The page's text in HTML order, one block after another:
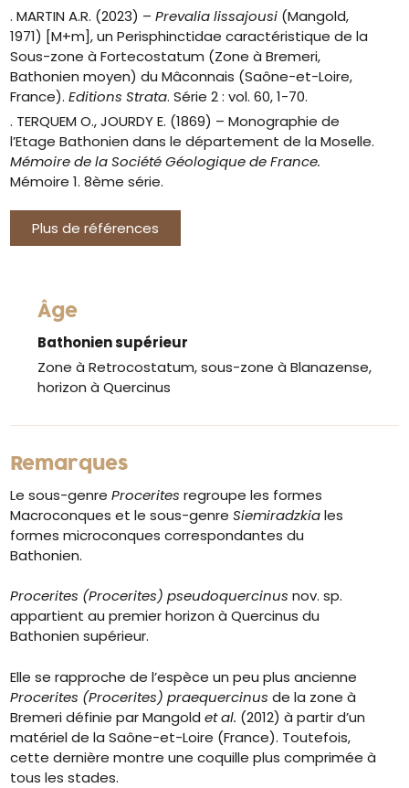
. MARTIN A.R. (2023) –Prevalia lissajousi (Mangold,
1971) [M+m], un Perisphinctidae caractéristique de la
Sous-zone à Fortecostatum (Zone à Bremeri,
Bathonien moyen) du Mâconnais (Saône-et-Loire,
France).Editions Strata. Série 2 : vol. 60, 1-70.
. TERQUEM O., JOURDY E. (1869) – Monographie de
l’Etage Bathonien dans le département de la Moselle.
Mémoire de la Société Géologique de France.
Mémoire 1. 8ème série.
Plus de références
Âge
Bathonien supérieur
Zone à Retrocostatum, sous-zone à Blanazense,
horizon à Quercinus
Remarques
Le sous-genreProcerites regroupe les formes
Macroconques et le sous-genreSiemiradzkiales
formes microconques correspondantes du
Bathonien.
Procerites (Procerites) pseudoquercinusnov. sp.
appartient au premier horizon à Quercinus du
Bathonien supérieur.
Elle se rapproche de l’espèce un peu plus ancienne
Procerites (Procerites) praequercinus de la zone à
Bremeri définie par Mangold et al. (2012) à partir d’un
matériel de la Saône-et-Loire (France). Toutefois,
cette dernière montre une coquille plus comprimée à
tous les stades.